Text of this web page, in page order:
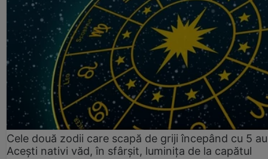
Cele două zodii care scapă de griji începând cu 5
Acești nativi văd, în sfârșit, luminița de la capătul